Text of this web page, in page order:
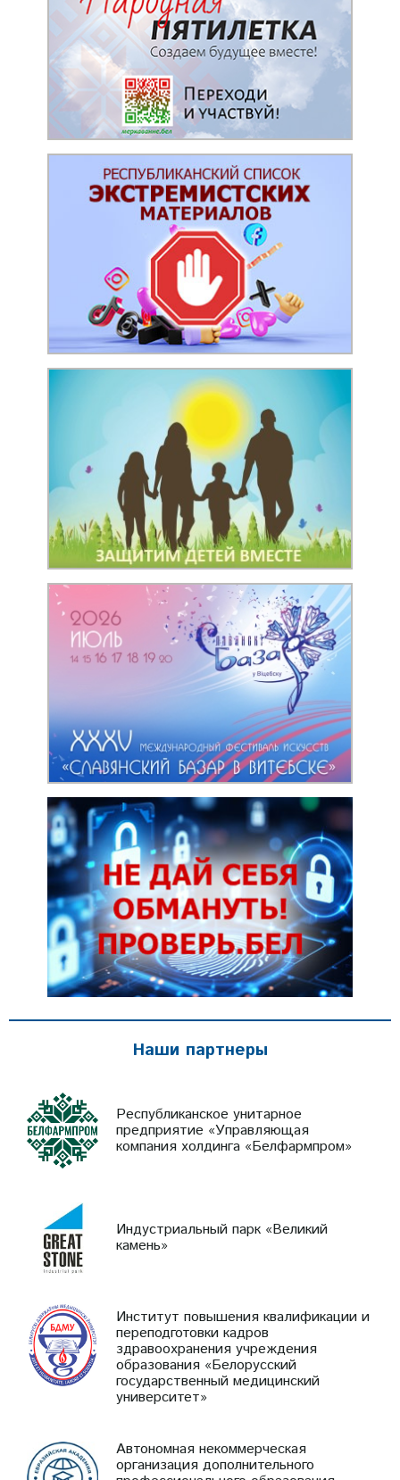
Наши партнеры
Республиканское унитарное
предприятие «Управляющая
компания холдинга «Белфармпром»
Индустриальный парк «Великий
камень»
Институт повышения квалификации и
переподготовки кадров
здравоохранения учреждения
образования «Белорусский
государственный медицинский
университет»
Автономная некоммерческая
организация дополнительного